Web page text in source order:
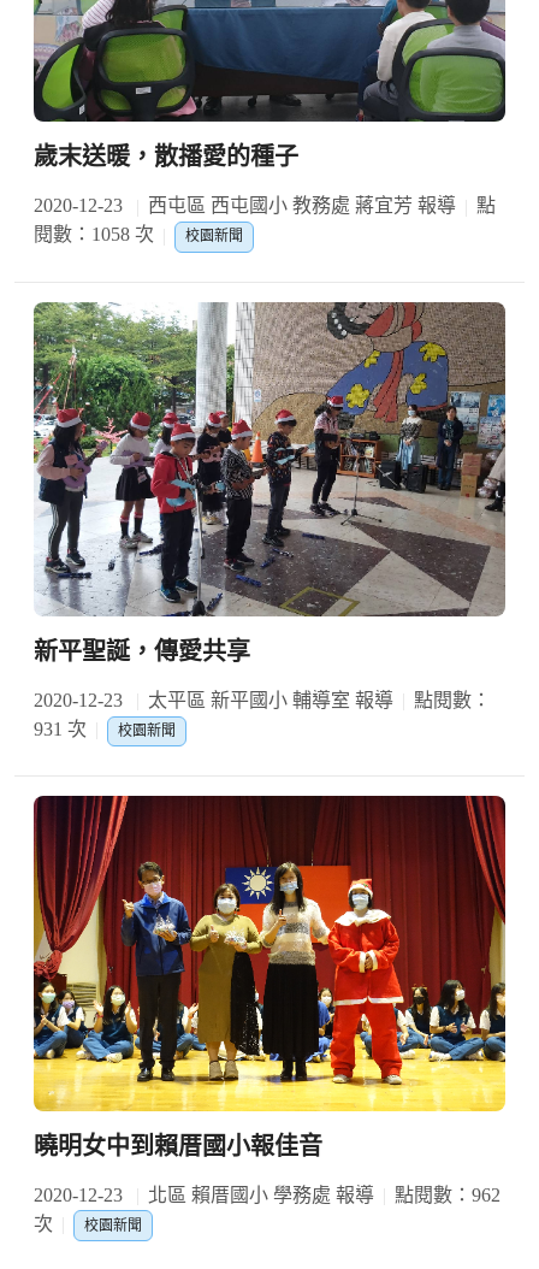
歲末送暖，散播愛的種子
2020-12-23 西屯區 西屯國小 教務處 蔣宜芳 報導
點
閱數：1058 次
校園新聞
新平聖誕，傳愛共享
2020-12-23 太平區 新平國小 輔導室 報導
點閱數：
931 次
校園新聞
曉明女中到賴厝國小報佳音
2020-12-23 北區 賴厝國小 學務處 報導
點閱數：962
次
校園新聞